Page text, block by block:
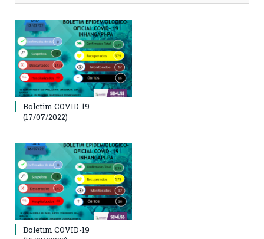
Boletim COVID-19
(17/07/2022)
Boletim COVID-19